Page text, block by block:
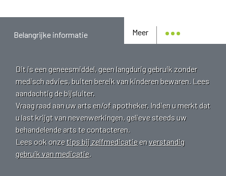
Meer
Belangrijke informatie
Dit is een geneesmiddel, geen langdurig gebruik zonder
medisch advies, buiten bereik van kinderen bewaren. Lees
aandachtig de bijsluiter.
Vraag raad aan uw arts en/of apotheker. Indien u merkt dat
u last krijgt van nevenwerkingen, gelieve steeds uw
behandelende arts te contacteren.
Lees ook onzetips bij zelfmedicatieenverstandig
gebruik van medicatie.